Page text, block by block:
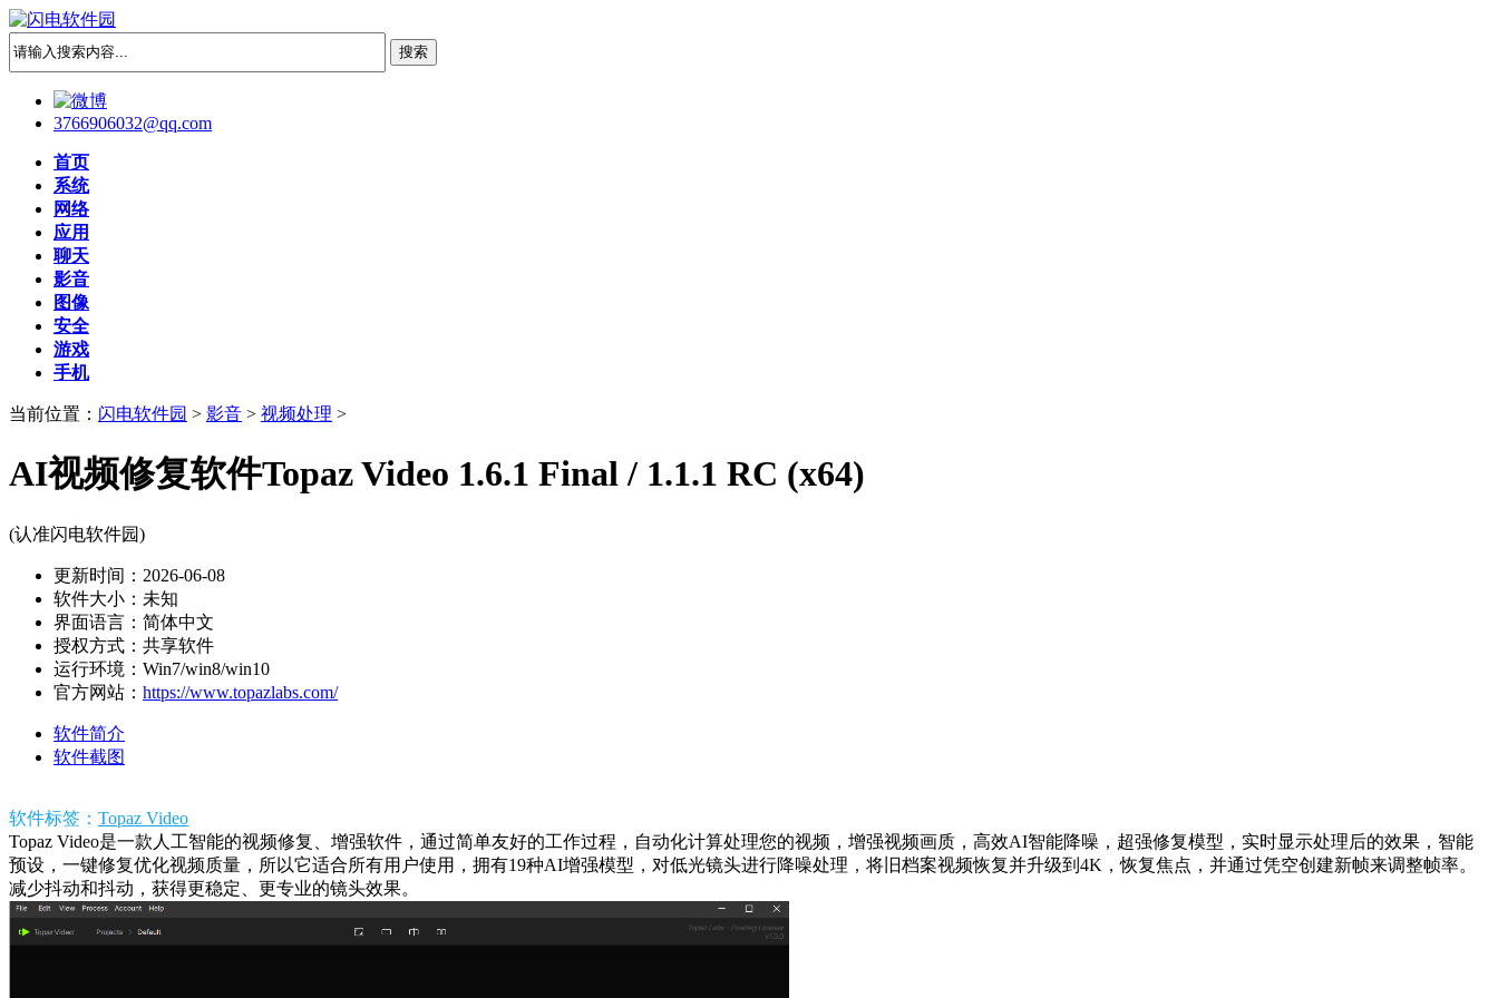
3766906032@qq.com
首页
系统
网络
应用
聊天
影音
图像
安全
游戏
手机
当前位置： 闪电软件园 > 影音 > 视频处理 >
AI视频修复软件Topaz Video 1.6.1 Final / 1.1.1 RC (x64)
(认准闪电软件园)
更新时间：2026-06-08
软件大小：未知
界面语言：简体中文
授权方式：共享软件
运行环境：Win7/win8/win10
官方网站： https://www.topazlabs.com/
软件简介
软件截图
软件标签： Topaz Video
Topaz Video是一款人工智能的视频修复、增强软件，通过简单友好的工作过程，自动化计算处理您的视频，增强视频画质，高效AI智能降噪，超强修复模型，实时显示处理后的效果，智能
预设，一键修复优化视频质量，所以它适合所有用户使用，拥有19种AI增强模型，对低光镜头进行降噪处理，将旧档案视频恢复并升级到4K，恢复焦点，并通过凭空创建新帧来调整帧率。
减少抖动和抖动，获得更稳定、更专业的镜头效果。